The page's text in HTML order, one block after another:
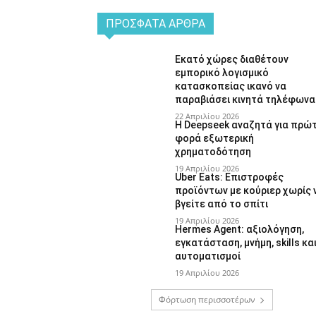
ΠΡΌΣΦΑΤΑ ΆΡΘΡΑ
Εκατό χώρες διαθέτουν
εμπορικό λογισμικό
κατασκοπείας ικανό να
παραβιάσει κινητά τηλέφωνα
22 Απριλίου 2026
Η Deepseek αναζητά για
φορά εξωτερική
χρηματοδότηση
19 Απριλίου 2026
Uber Eats: Επιστροφές
προϊόντων με κούριερ χωρίς
βγείτε από το σπίτι
19 Απριλίου 2026
Hermes Agent: αξιολόγηση,
εγκατάσταση, μνήμη, skills και
αυτοματισμοί
19 Απριλίου 2026
Φόρτωση περισσοτέρων